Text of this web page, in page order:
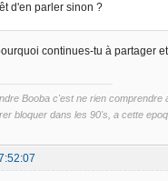
d'en parler sinon ?
continues-tu à partager
Booba c'est ne rien comprendre
bloquer dans les 90's, a cette